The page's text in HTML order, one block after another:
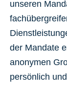
unseren
der Mandate
anonymen
persönlich